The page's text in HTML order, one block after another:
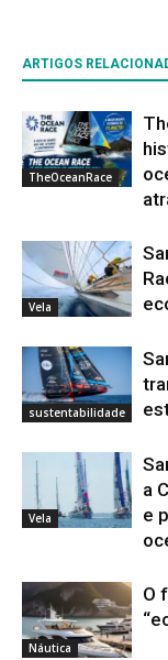
ARTIGOS
TheOceanRace
Vela
sustentabilidade
Vela
a
e
Náutica
O